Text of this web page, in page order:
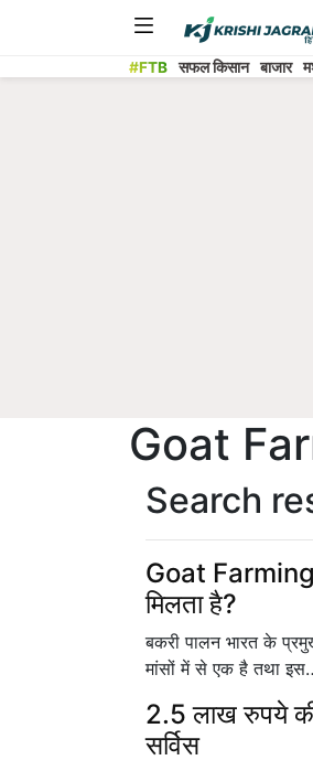
#FTB सफल किसान बाजार
Goat
Search
Goat
मिलता है?
बकरी पालन भारत के
मांसों में से एक है तथा
2.5 लाख रुपये
सर्विस